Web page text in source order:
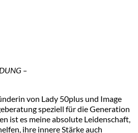
–
von Lady 50plus und Image
speziell für die Generation
ist es meine absolute Leidenschaft,
ihre innere Stärke auch